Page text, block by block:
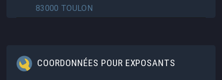
83000 TOULON
COORDONNÉES POUR EXPOSANTS